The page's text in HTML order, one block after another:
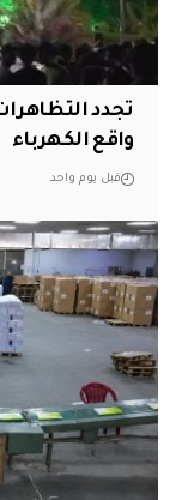
تجدد
واقع الكهرباء
قبل يوم واحد